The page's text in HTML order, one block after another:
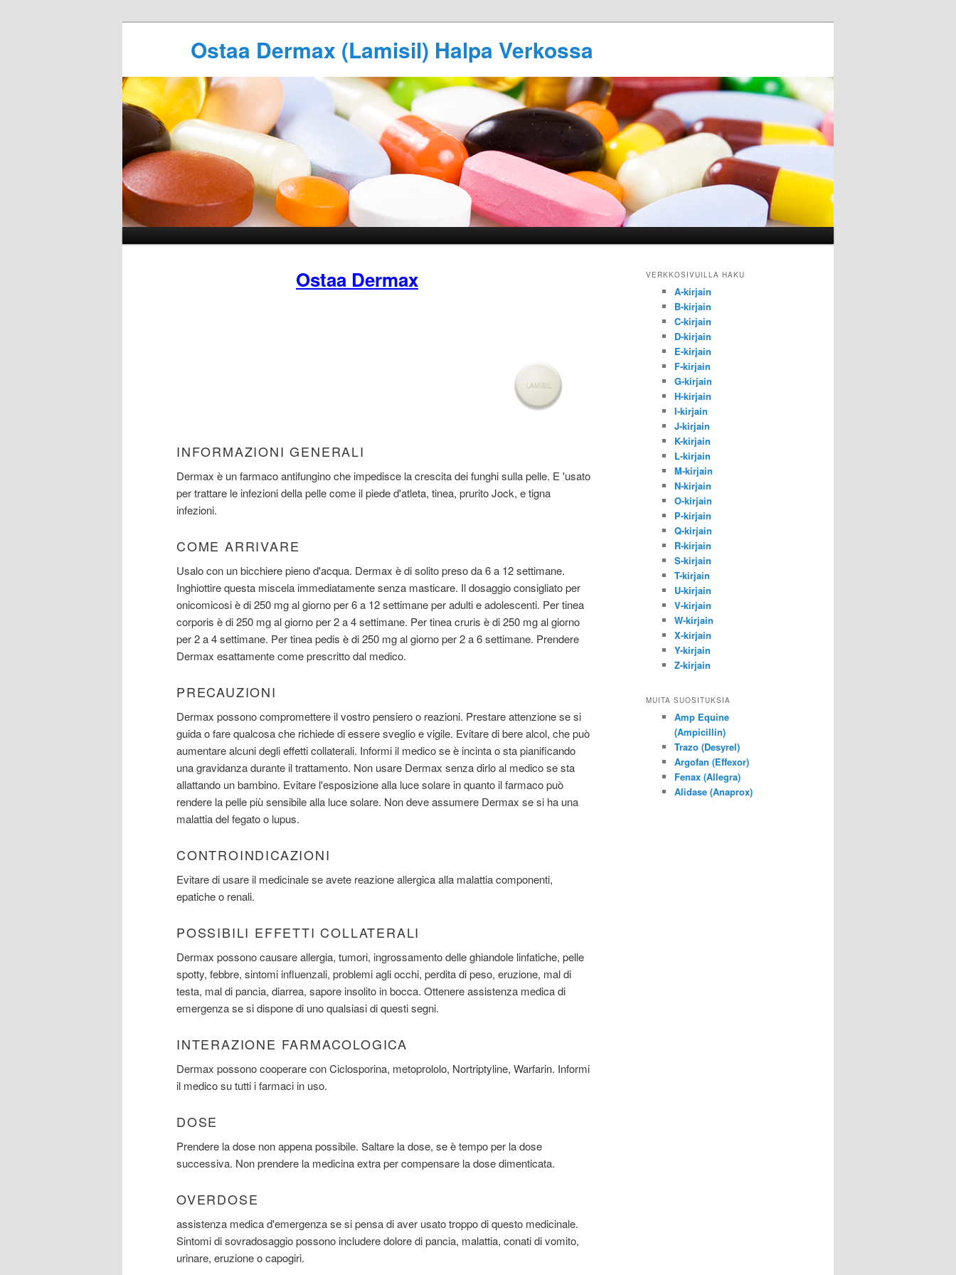
Ostaa Dermax (Lamisil) Halpa Verkossa
Ostaa Dermax
INFORMAZIONI GENERALI
Dermax è un farmaco antifungino che impedisce la crescita dei funghi sulla pelle. E 'usato
per trattare le infezioni della pelle come il piede d'atleta, tinea, prurito Jock, e tigna
infezioni.
COME ARRIVARE
Usalo con un bicchiere pieno d'acqua. Dermax è di solito preso da 6 a 12 settimane.
Inghiottire questa miscela immediatamente senza masticare. Il dosaggio consigliato per
onicomicosi è di 250 mg al giorno per 6 a 12 settimane per adulti e adolescenti. Per tinea
corporis è di 250 mg al giorno per 2 a 4 settimane. Per tinea cruris è di 250 mg al giorno
per 2 a 4 settimane. Per tinea pedis è di 250 mg al giorno per 2 a 6 settimane. Prendere
Dermax esattamente come prescritto dal medico.
PRECAUZIONI
Dermax possono compromettere il vostro pensiero o reazioni. Prestare attenzione se si
guida o fare qualcosa che richiede di essere sveglio e vigile. Evitare di bere alcol, che può
aumentare alcuni degli effetti collaterali. Informi il medico se è incinta o sta pianificando
una gravidanza durante il trattamento. Non usare Dermax senza dirlo al medico se sta
allattando un bambino. Evitare l'esposizione alla luce solare in quanto il farmaco può
rendere la pelle più sensibile alla luce solare. Non deve assumere Dermax se si ha una
malattia del fegato o lupus.
CONTROINDICAZIONI
Evitare di usare il medicinale se avete reazione allergica alla malattia componenti,
epatiche o renali.
POSSIBILI EFFETTI COLLATERALI
Dermax possono causare allergia, tumori, ingrossamento delle ghiandole linfatiche, pelle
spotty, febbre, sintomi influenzali, problemi agli occhi, perdita di peso, eruzione, mal di
testa, mal di pancia, diarrea, sapore insolito in bocca. Ottenere assistenza medica di
emergenza se si dispone di uno qualsiasi di questi segni.
INTERAZIONE FARMACOLOGICA
Dermax possono cooperare con Ciclosporina, metoprololo, Nortriptyline, Warfarin. Informi
il medico su tutti i farmaci in uso.
DOSE
Prendere la dose non appena possibile. Saltare la dose, se è tempo per la dose
successiva. Non prendere la medicina extra per compensare la dose dimenticata.
OVERDOSE
assistenza medica d'emergenza se si pensa di aver usato troppo di questo medicinale.
Sintomi di sovradosaggio possono includere dolore di pancia, malattia, conati di vomito,
urinare, eruzione o capogiri.
VERKKOSIVUILLA HAKU
A-kirjain
B-kirjain
C-kirjain
D-kirjain
E-kirjain
F-kirjain
G-kirjain
H-kirjain
I-kirjain
J-kirjain
K-kirjain
L-kirjain
M-kirjain
N-kirjain
O-kirjain
P-kirjain
Q-kirjain
R-kirjain
S-kirjain
T-kirjain
U-kirjain
V-kirjain
W-kirjain
X-kirjain
Y-kirjain
Z-kirjain
MUITA SUOSITUKSIA
Amp Equine
(Ampicillin)
Trazo (Desyrel)
Argofan (Effexor)
Fenax (Allegra)
Alidase (Anaprox)